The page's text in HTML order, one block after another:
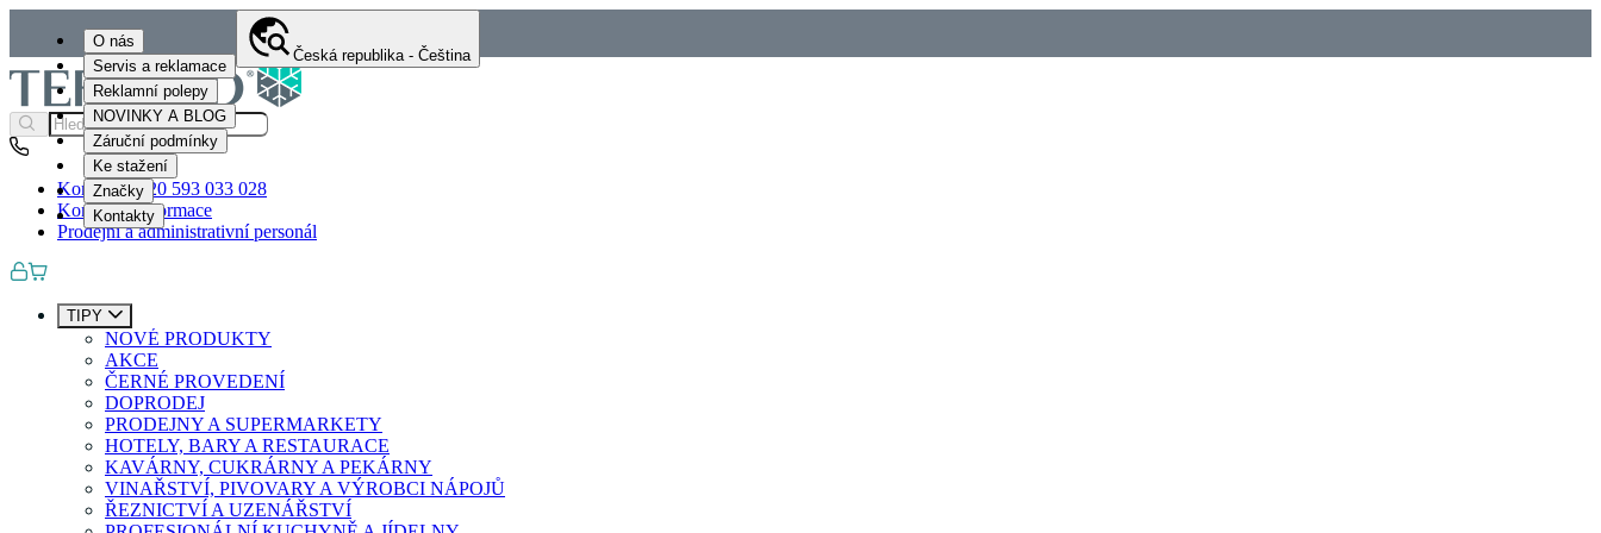
O nás
Servis a reklamace
Reklamní polepy
NOVINKY A BLOG
Záruční podmínky
Ke stažení
Značky
Kontakty
Česká republika - Čeština
Kontakty+420 593 033 028
Kontaktní informace
Prodejní a administrativní personál
TIPY
NOVÉ PRODUKTY
AKCE
ČERNÉ PROVEDENÍ
DOPRODEJ
PRODEJNY A SUPERMARKETY
HOTELY, BARY A RESTAURACE
KAVÁRNY, CUKRÁRNY A PEKÁRNY
VINAŘSTVÍ, PIVOVARY A VÝROBCI NÁPOJŮ
ŘEZNICTVÍ A UZENÁŘSTVÍ